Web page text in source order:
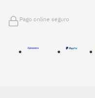
Pago online seguro